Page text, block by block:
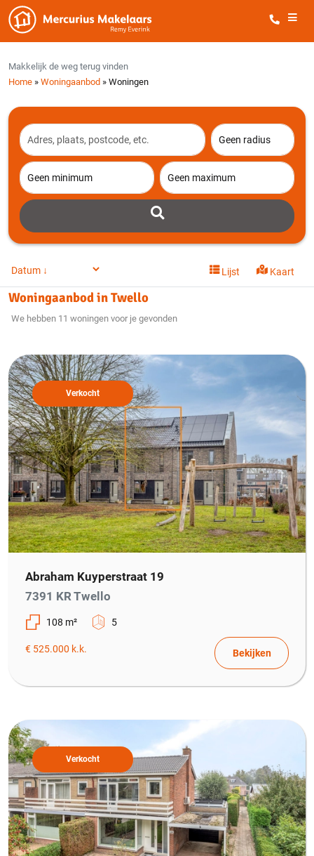
Makkelijk de weg terug vinden
Home » Woningaanbod » Woningen
Alle filters
Lijst Kaart
Woningaanbod inTwello
We hebben 11 woningen voor je gevonden
Verkocht
Abraham Kuyperstraat 19
7391 KR Twello
108 m² 5
€ 525.000 k.k. Bekijken
Verkocht